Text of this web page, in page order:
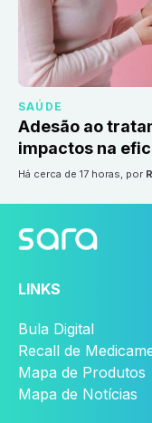
SAÚDE
Adesão ao
impactos na
há cerca de 17 horas, por
LINKS
Bula Digital
Recall de
Mapa de Produtos
Mapa de Notícias